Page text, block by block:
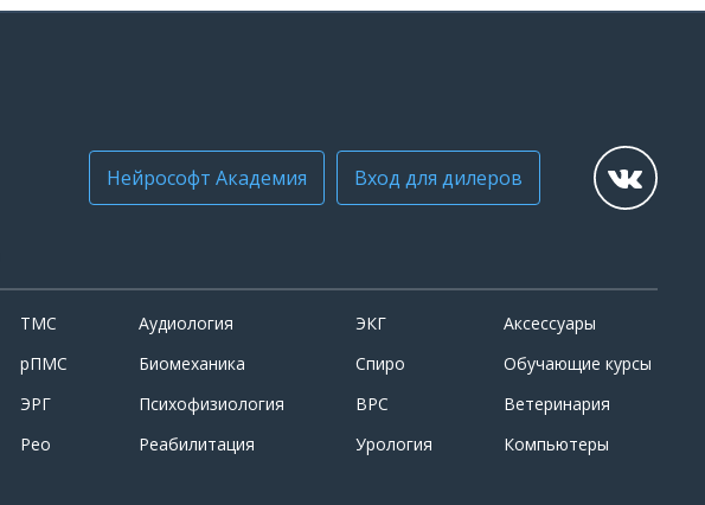
Нейрософт Академия Вход для дилеров
ТМС
рПМС
ЭРГ
Рео
Аудиология
Биомеханика
Психофизиология
Реабилитация
ЭКГ
Спиро
ВРС
Урология
Аксессуары
Обучающие курсы
Ветеринария
Компьютеры